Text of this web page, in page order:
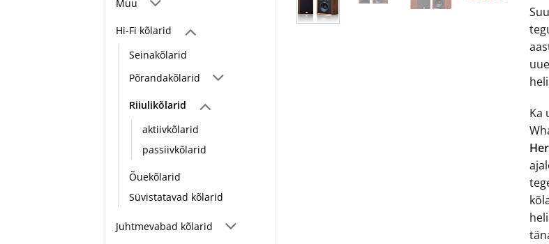
Muu
Hi-Fi kõlarid
Seinakõlarid
Põrandakõlarid
Riiulikõlarid
aktiivkõlarid
passiivkõlarid
Õuekõlarid
Süvistatavad kõlarid
Juhtmevabad kõlarid
Ka